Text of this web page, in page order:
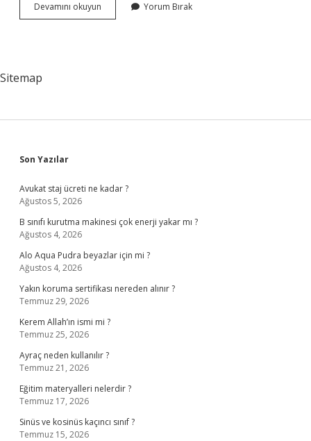
Devamını okuyun
Kesici
Yorum Bırak
Sitemap
Sidebar
Son Yazılar
Avukat staj ücreti ne kadar ?
Ağustos 5, 2026
B sınıfı kurutma makinesi çok enerji yakar mı ?
Ağustos 4, 2026
Alo Aqua Pudra beyazlar için mi ?
Ağustos 4, 2026
Yakın koruma sertifikası nereden alınır ?
Temmuz 29, 2026
Kerem Allah’ın ismi mi ?
Temmuz 25, 2026
Ayraç neden kullanılır ?
Temmuz 21, 2026
Eğitim materyalleri nelerdir ?
Temmuz 17, 2026
Sinüs ve kosinüs kaçıncı sınıf ?
Temmuz 15, 2026